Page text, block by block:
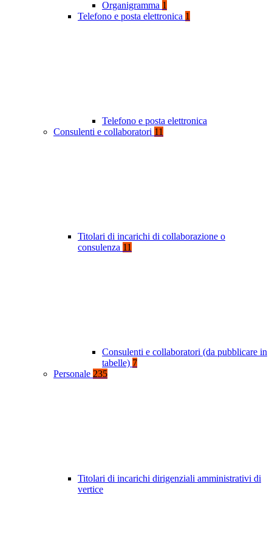
Organigramma 1
Telefono e posta elettronica 1
Telefono e posta elettronica
Consulenti e collaboratori 11
Titolari di incarichi di collaborazione o
consulenza 11
Consulenti e collaboratori (da pubblicare in
tabelle) 7
Personale 235
Titolari di incarichi dirigenziali amministrativi di
vertice